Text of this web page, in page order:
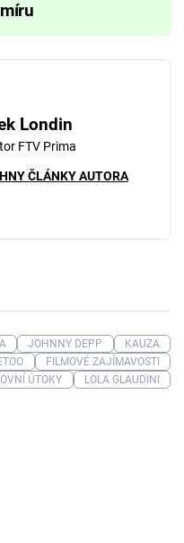
Londin
FTV Prima
ČLÁNKY AUTORA
JOHNNY DEPP
KAUZA
FILMOVÉ ZAJÍMAVOSTI
ÚTOKY LOLA GLAUDINI